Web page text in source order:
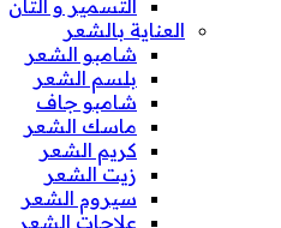
التسمير و التان
العناية بالشعر
شامبو الشعر
بلسم الشعر
شامبو جاف
ماسك الشعر
كريم الشعر
زيت الشعر
سيروم الشعر
علاجات الشعر